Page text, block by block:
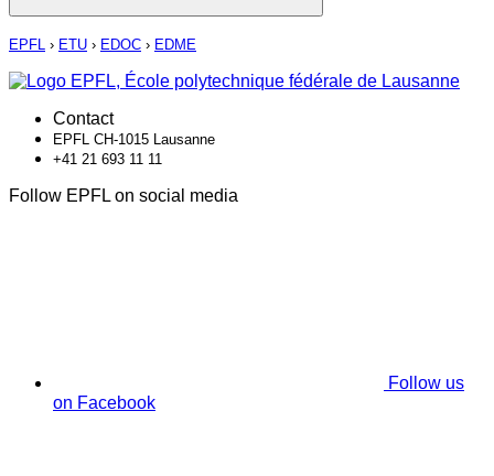
EPFL › ETU › EDOC › EDME
Contact
EPFL CH-1015 Lausanne
+41 21 693 11 11
Follow EPFL on social media
Follow us
on Facebook